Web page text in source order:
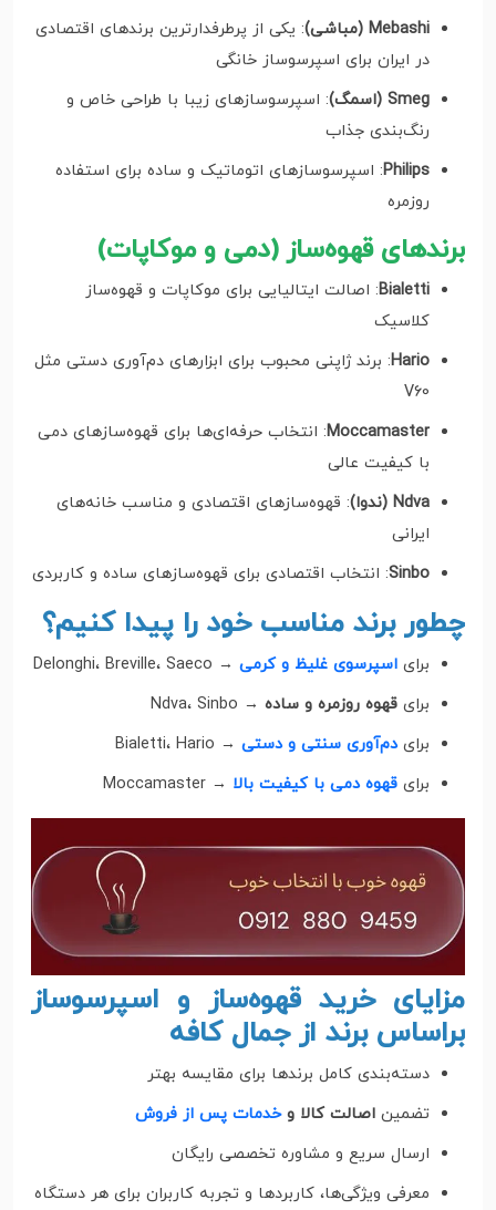
Mebashi (مباشی)
: یکی از پرطرفدارترین برندهای اقتصادی
در ایران برای اسپرسوساز خانگی
Smeg (اسمگ)
: اسپرسوسازهای زیبا با طراحی خاص و
رنگ‌بندی جذاب
Philips: اسپرسوسازهای اتوماتیک و ساده برای استفاده
روزمره
برندهای قهوه‌ساز (دمی و موکاپات)
Bialetti: اصالت ایتالیایی برای موکاپات و قهوه‌ساز
کلاسیک
Hario: برند ژاپنی محبوب برای ابزارهای دم‌آوری دستی مثل
V60
Moccamaster: انتخاب حرفه‌ای‌ها برای قهوه‌سازهای دمی
با کیفیت عالی
Ndva (ندوا)
: قهوه‌سازهای اقتصادی و مناسب خانه‌های
ایرانی
Sinbo: انتخاب اقتصادی برای قهوه‌سازهای ساده و کاربردی
چطور برند مناسب خود را پیدا کنیم؟
برای اسپرسوی غلیظ و کرمی → Delonghi، Breville، Saeco
برای قهوه روزمره و ساده → Ndva، Sinbo
برایدم‌آوری سنتی و دستی → Bialetti، Hario
برای قهوه دمی با کیفیت بالا → Moccamaster
مزایای خرید قهوه‌ساز و اسپرسوساز
براساس برند از جمال کافه
دسته‌بندی کامل برندها برای مقایسه بهتر
تضمین اصالت کالا وخدمات پس از فروش
ارسال سریع و مشاوره تخصصی رایگان
معرفی ویژگی‌ها، کاربردها و تجربه کاربران برای هر دستگاه